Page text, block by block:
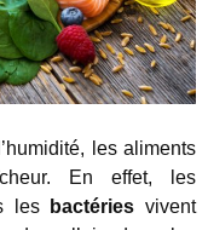
les aliments
En effet, les
les
bactéries vivent